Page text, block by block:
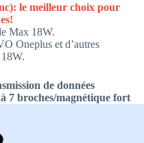
le meilleur choix pour
Max 18W.
Oneplus et d’autres
de données
7 broches/magnétique fort